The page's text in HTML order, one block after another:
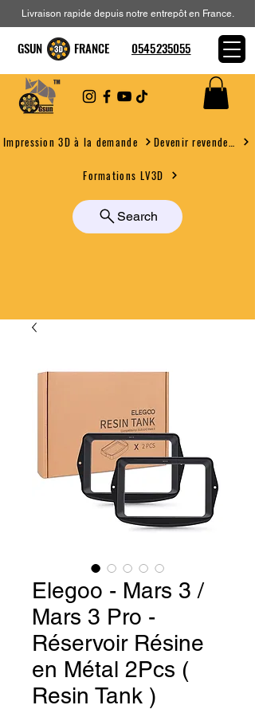
Impression 3D à la demande
Formations LV3D
Search
Livraison rapide depuis notre entrepôt en France.
GSUN FRANCE 0545235055
Elegoo - Mars 3 /
Mars 3 Pro -
Réservoir Résine
en Métal 2Pcs (
Resin Tank )